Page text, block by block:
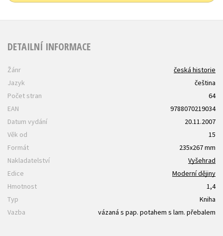
DETAILNÍ INFORMACE
Žánr
česká historie
Jazyk
čeština
Počet stran
64
EAN
9788070219034
Datum vydání
20.11.2007
Věk od
15
Formát
235x267 mm
Nakladatelství
Vyšehrad
Edice
Moderní dějiny
Hmotnost
1,4
Typ
Kniha
Vazba
vázaná s pap. potahem s lam. přebalem